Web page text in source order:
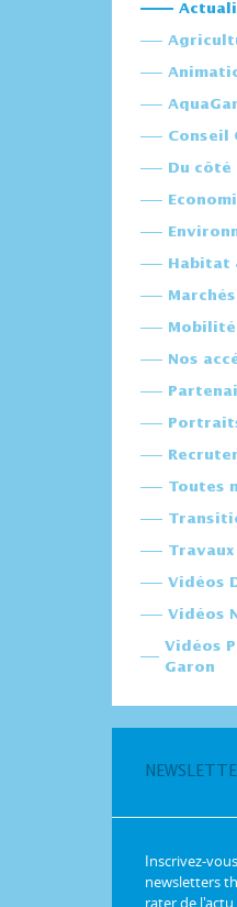
Conseil
Du
Habitat
Mobilité
Nos
Toutes
Travaux
Vidéos
Vidéos
Vidéos
Garon
Inscrivez-
newsletters
rater de l'actu